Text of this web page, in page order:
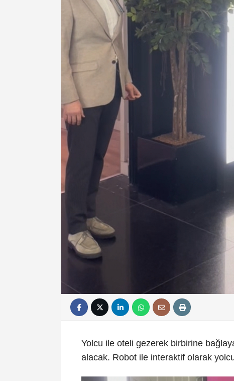
Yolcu ile oteli gezerek birbirine
alacak. Robot ile interaktif olarak